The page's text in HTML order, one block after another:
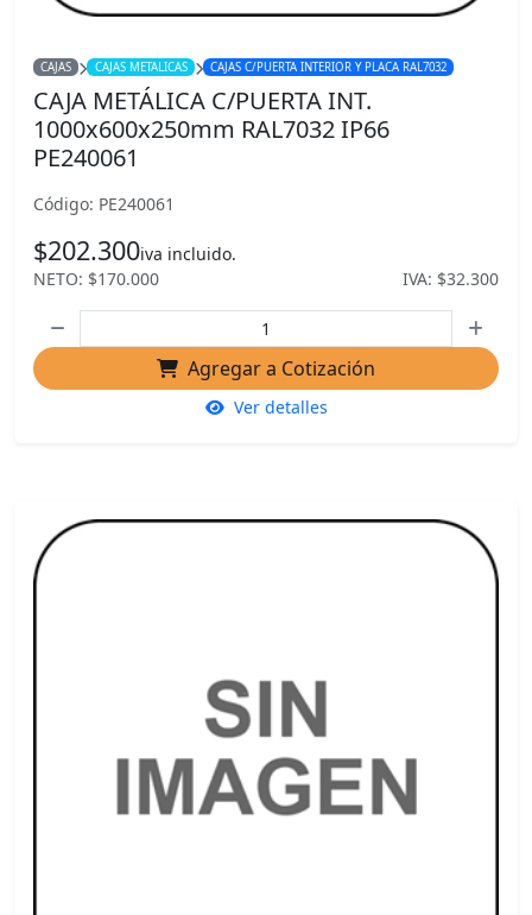
CAJAS CAJAS METALICAS CAJAS C/PUERTA INTERIOR Y PLACA RAL7032
CAJA METÁLICA C/PUERTA INT.
1000x600x250mm RAL7032 IP66
PE240061
Código: PE240061
$202.300iva incluido.
NETO: $170.000
IVA: $32.300
Agregar a Cotización
Ver detalles